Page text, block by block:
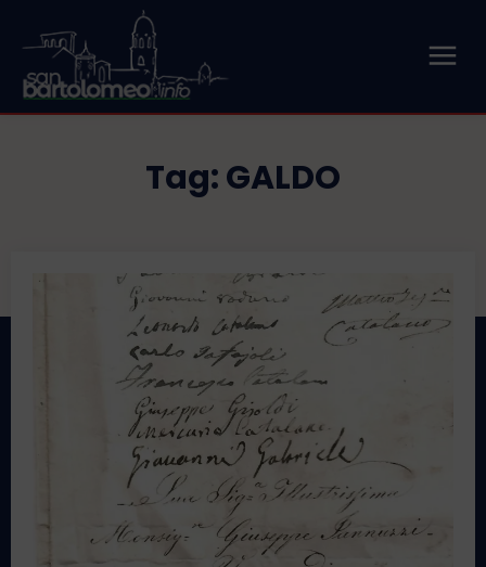
Tag:GALDO